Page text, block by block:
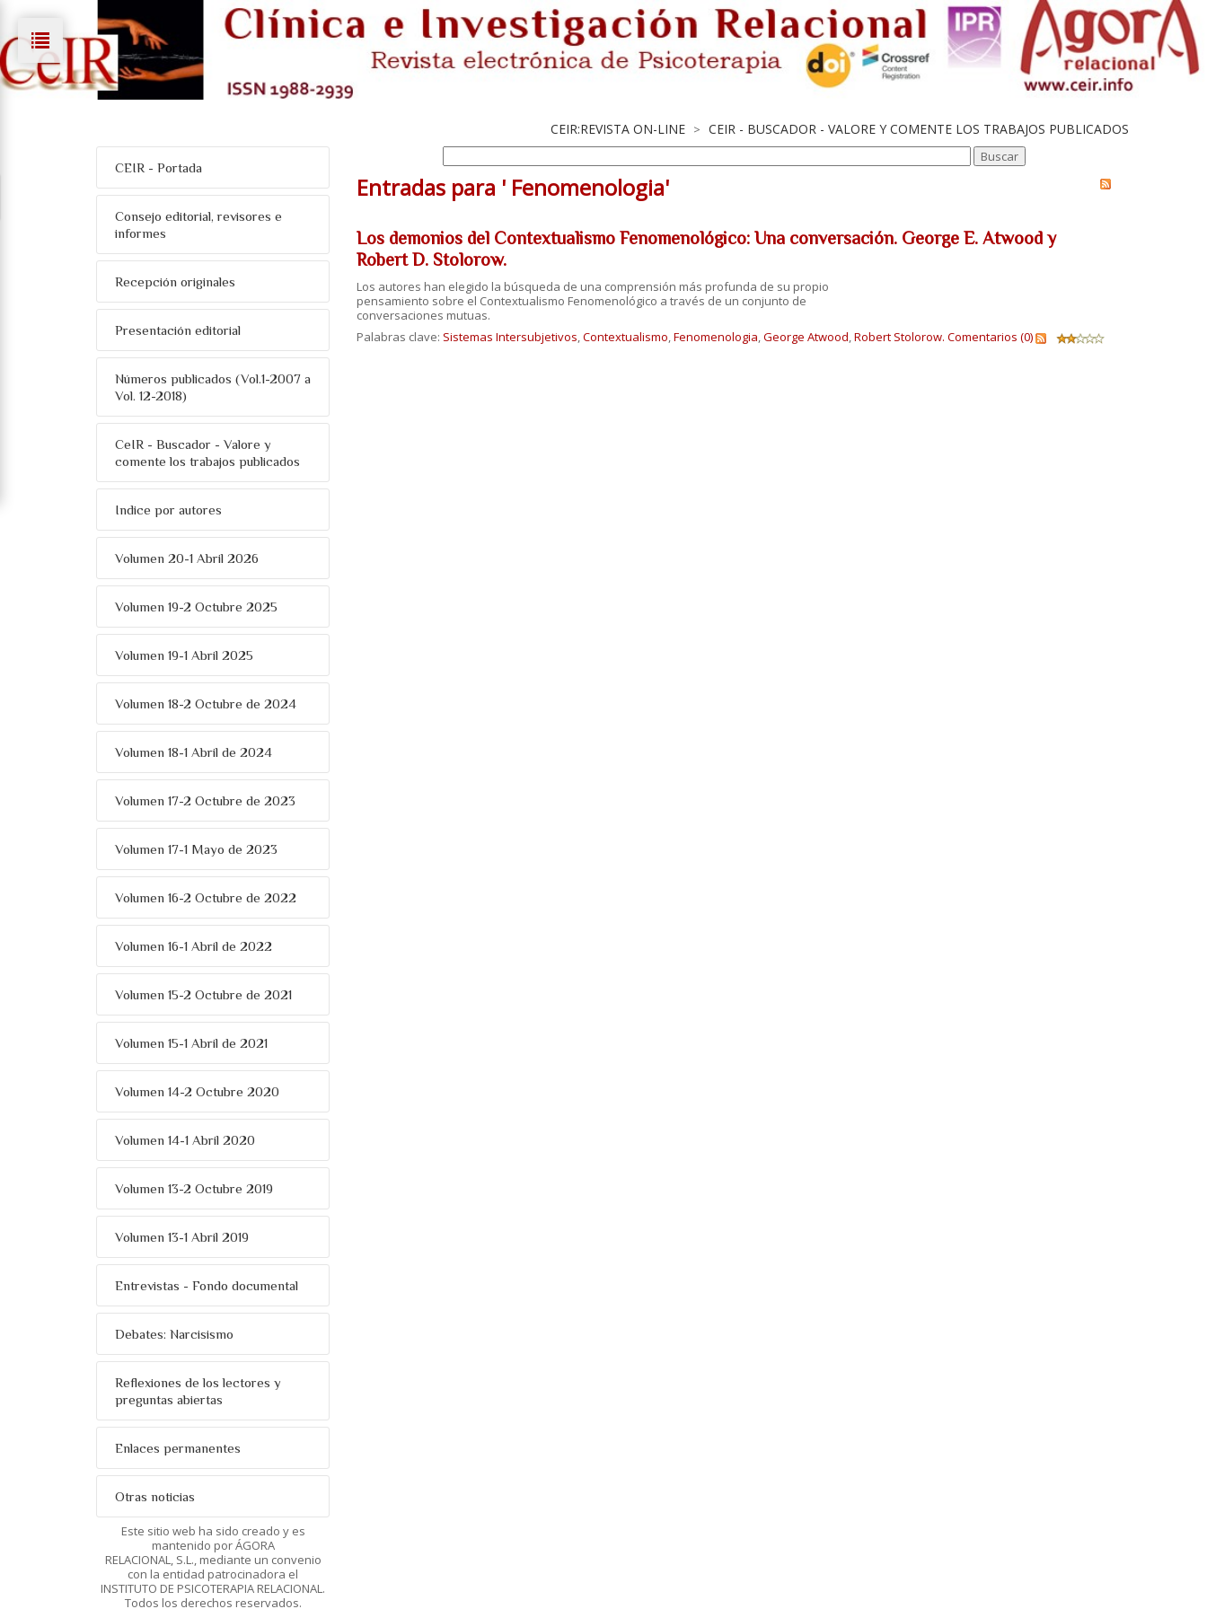
CEIR:REVISTA ON-LINE > CEIR - BUSCADOR - VALORE Y COMENTE LOS TRABAJOS PUBLICADOS
CEIR - Portada
Consejo editorial, revisores e
informes
Recepción originales
Presentación editorial
Números publicados (Vol.1-2007 a
Vol. 12-2018)
CeIR - Buscador - Valore y
comente los trabajos publicados
Indice por autores
Volumen 20-1 Abril 2026
Volumen 19-2 Octubre 2025
Volumen 19-1 Abril 2025
Volumen 18-2 Octubre de 2024
Volumen 18-1 Abril de 2024
Volumen 17-2 Octubre de 2023
Volumen 17-1 Mayo de 2023
Volumen 16-2 Octubre de 2022
Volumen 16-1 Abril de 2022
Volumen 15-2 Octubre de 2021
Volumen 15-1 Abril de 2021
Volumen 14-2 Octubre 2020
Volumen 14-1 Abril 2020
Volumen 13-2 Octubre 2019
Volumen 13-1 Abril 2019
Entrevistas - Fondo documental
Debates: Narcisismo
Reflexiones de los lectores y
preguntas abiertas
Enlaces permanentes
Otras noticias
Este sitio web ha sido creado y es
mantenido por ÁGORA
RELACIONAL, S.L., mediante un convenio
con la entidad patrocinadora el
INSTITUTO DE PSICOTERAPIA RELACIONAL.
Todos los derechos reservados.
Entradas para ' Fenomenologia'
Los demonios del Contextualismo Fenomenológico: Una conversación. George E. Atwood y
Robert D. Stolorow.
Los autores han elegido la búsqueda de una comprensión más profunda de su propio
pensamiento sobre el Contextualismo Fenomenológico a través de un conjunto de
conversaciones mutuas.
Palabras clave: Sistemas Intersubjetivos,Contextualismo,Fenomenologia,George Atwood,Robert Stolorow. Comentarios (0)